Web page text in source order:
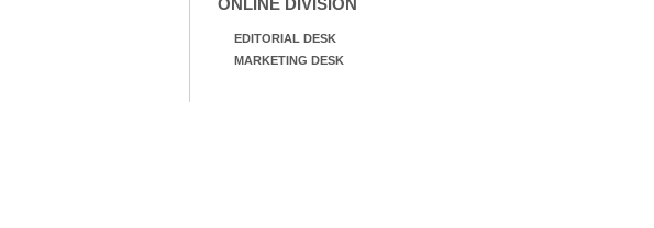
ONLINE DIVISION
EDITORIAL DESK
MARKETING DESK